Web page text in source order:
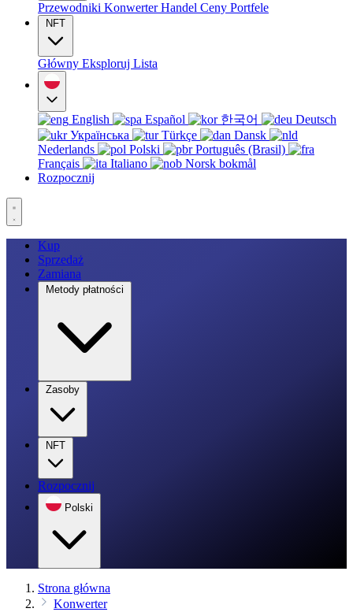
Przewodniki KonwerterHandel Ceny Portfele
NFT
Główny Eksploruj Lista
English Español 한국어
Deutsch
Українська
Türkçe
Dansk
Nederlands
Polski
Português (Brasil)
Français
Italiano
Norsk bokmål
Rozpocznij
Kup
Sprzedaż
Zamiana
Metody płatności
Zasoby
NFT
Rozpocznij
Polski
Strona główna
Konwerter